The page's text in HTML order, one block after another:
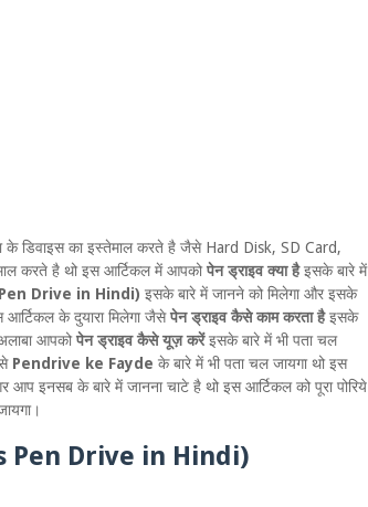
के डिवाइस का इस्तेमाल करते है जैसे Hard Disk, SD Card,
करते है थो इस आर्टिकल में आपकोपेन ड्राइव क्या हैइसके बारे में
Drive in Hindi) इसके बारे में जानने को मिलेगा और इसके
के दुयारा मिलेगा जैसेपेन ड्राइव कैसे काम करता हैइसके
आपकोपेन ड्राइव कैसे यूज़ करेंइसके बारे में भी पता चल
Pendrive ke Fayde के बारे में भी पता चल जायगा थो इस
इनसब के बारे में जानना चाटे है थो इस आर्टिकल को पूरा पोरिये
Pen Drive in Hindi)